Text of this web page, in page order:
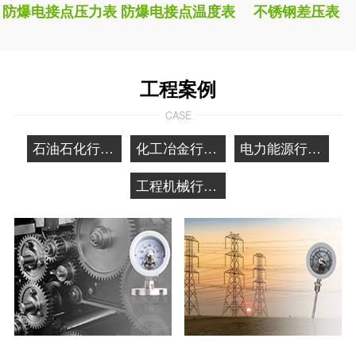
防爆电接点压力表 防爆电接点温度表 不锈钢差压表
工程案例
CASE
石油石化行业应用 化工冶金行业应用
电力能源行业应用
工程机械行业应用